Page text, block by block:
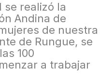
se realizó la
Andina de
de nuestra
de Rungue, se
100
a trabajar